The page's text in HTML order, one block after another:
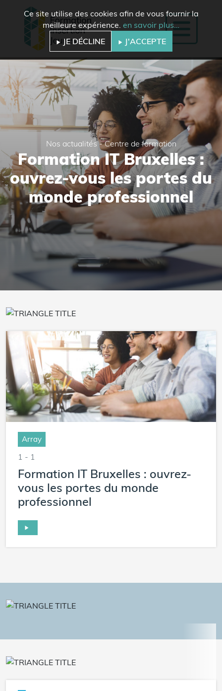
Ce site utilise des cookies afin de vous fournir la
meilleure expérience. en savoir plus…
JE DÉCLINE
J'ACCEPTE
Nos actualités - Centre de formation
Formation IT Bruxelles :
ouvrez-vous les portes du
monde professionnel
Array
1 - 1
Formation IT Bruxelles : ouvrez-
vous les portes du monde
professionnel